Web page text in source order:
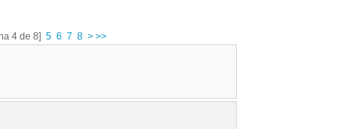
4 de 8] 5 6 7 8 > >>